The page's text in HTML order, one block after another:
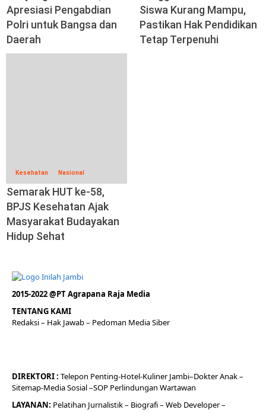
Apresiasi Pengabdian
Polri untuk Bangsa dan
Daerah
Siswa Kurang Mampu,
Pastikan Hak Pendidikan
Tetap Terpenuhi
Kesehatan Nasional
Semarak HUT ke-58,
BPJS Kesehatan Ajak
Masyarakat Budayakan
Hidup Sehat
2015-2022 @PT Agrapana Raja Media
TENTANG KAMI
Redaksi– Hak Jawab – Pedoman Media Siber
DIREKTORI: Telepon Penting-Hotel-KulinerJambi–DokterAnak –
Sitemap-Media Sosial –SOP Perlindungan Wartawan
LAYANAN: Pelatihan Jurnalistik – Biografi– Web Developer–